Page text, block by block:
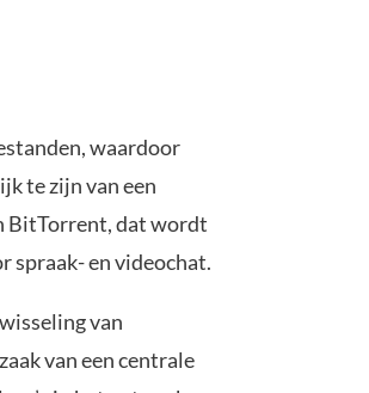
waardoor
te zijn van een
BitTorrent, dat wordt
spraak- en videochat.
van
van een centrale